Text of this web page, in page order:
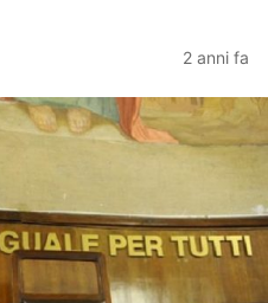
2 anni fa